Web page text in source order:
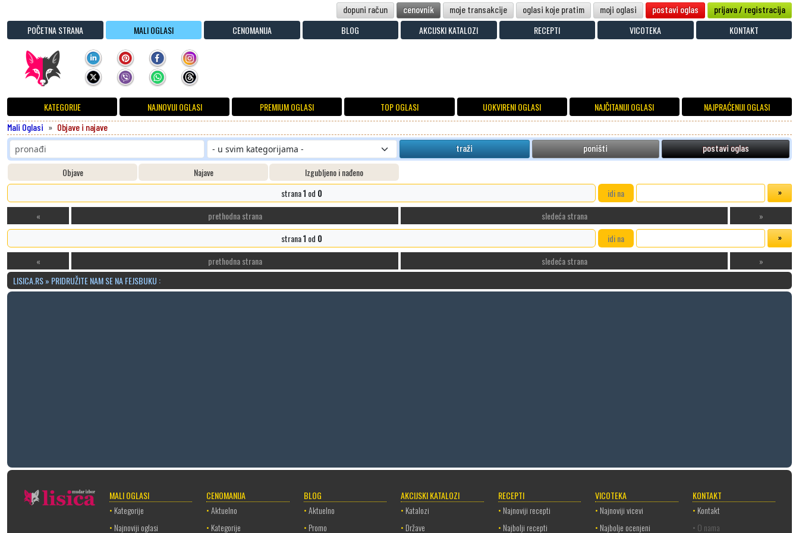
dopuni račun cenovnik moje transakcije oglasi koje pratim moji oglasi postavi oglas prijava / registracija
POČETNA STRANA MALI OGLASI CENOMANIJA BLOG AKCIJSKI KATALOZI RECEPTI VICOTEKA KONTAKT
KATEGORIJE NAJNOVIJI OGLASI PREMIUM OGLASI TOP OGLASI UOKVIRENI OGLASI NAJČITANIJI OGLASI NAJPRAĆENIJI OGLASI
Mali Oglasi
Objave i najave
traži
poništi postavi oglas
Objave Najave
Izgubljeno i nađeno
strana1 od 0
idi na
«
prethodna strana sledeća strana
»
strana1 od 0
idi na
«
prethodna strana sledeća strana
»
LISICA.RS » PRIDRUŽITE NAM SE NA FEJSBUKU :
MALI OGLASI
• Kategorije
• Najnoviji oglasi
CENOMANIJA
•Aktuelno
• Kategorije
BLOG
•Aktuelno
• Promo
AKCIJSKI KATALOZI
• Katalozi
• Države
RECEPTI
• Najnoviji recepti
• Najbolji recepti
VICOTEKA
• Najnoviji vicevi
• Najbolje ocenjeni
KONTAKT
• Kontakt
• O nama